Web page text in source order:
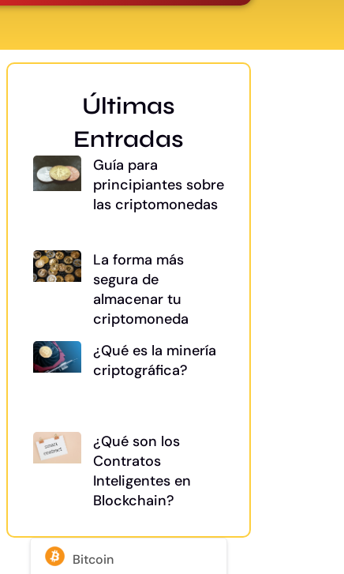
Últimas
Entradas
Guía para
principiantes sobre
las criptomonedas
La forma más
segura de
almacenar tu
criptomoneda
¿Qué es la minería
criptográfica?
¿Qué son los
Contratos
Inteligentes en
Blockchain?
Bitcoin